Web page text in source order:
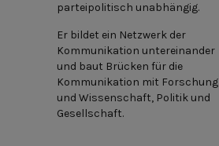
parteipolitisch unabhängig.
Er bildet ein Netzwerk der
Kommunikation untereinander
und baut Brücken für die
Kommunikation mit Forschung
und Wissenschaft, Politik und
Gesellschaft.